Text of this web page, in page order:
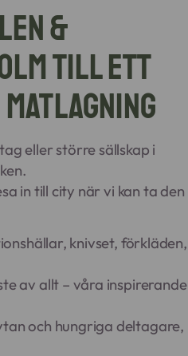
&
till ett
eller större sällskap i
in till city när vi kan ta den
knivset, förkläden,
av allt – våra inspirerande
och hungriga deltagare,